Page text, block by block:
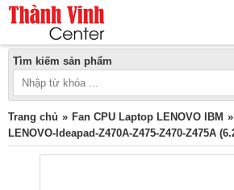
Tìm kiếm sản phẩm
Trang chủ Fan CPU Laptop LENOVO IBM
LENOVO-Ideapad-Z470A-Z475-Z470-Z475A